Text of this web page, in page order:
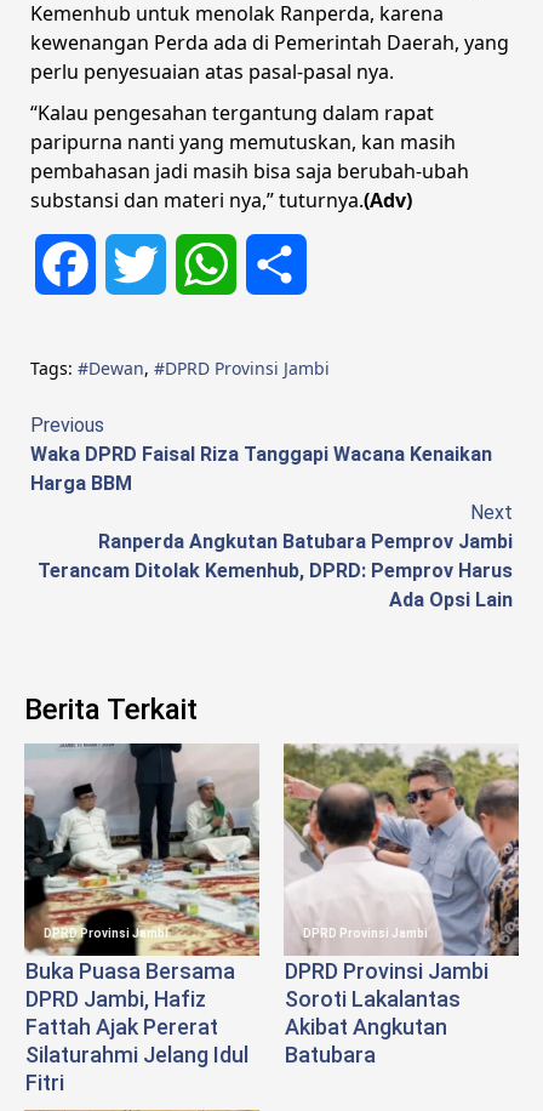
Kemenhub untuk menolak Ranperda, karena
kewenangan Perda ada di Pemerintah Daerah, yang
perlu penyesuaian atas pasal-pasal nya.
“Kalau pengesahan tergantung dalam rapat
paripurna nanti yang memutuskan, kan masih
pembahasan jadi masih bisa saja berubah-ubah
substansi dan materi nya,” tuturnya.(Adv)
Facebook Twitter WhatsApp
Tags: #Dewan, #DPRD Provinsi Jambi
Continue
Reading
Previous
Waka DPRD Faisal Riza Tanggapi Wacana Kenaikan
Harga BBM
Next
Ranperda Angkutan Batubara Pemprov Jambi
Terancam Ditolak Kemenhub, DPRD: Pemprov Harus
Ada Opsi Lain
Berita Terkait
DPRD Provinsi Jambi
Buka Puasa Bersama
DPRD Jambi, Hafiz
Fattah Ajak Pererat
Silaturahmi Jelang Idul
Fitri
DPRD Provinsi Jambi
DPRD Provinsi Jambi
Soroti Lakalantas
Akibat Angkutan
Batubara